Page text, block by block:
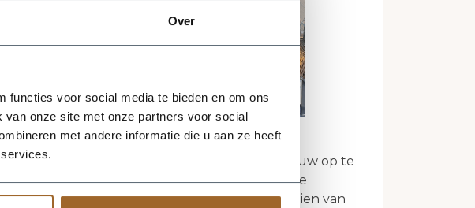
Over
functies voor social media te bieden en om ons
onze site met onze partners voor social
met andere informatie die u aan ze heeft
& Zo gerealiseerd project is het nieuw op te
van plantenbakken als balkonafscheiding. De
schitterende klimplanten en uiteraard voorzien van